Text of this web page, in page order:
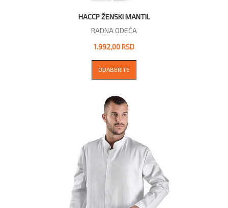
HACCP ŽENSKI MANTIL
RADNA ODEĆA
1.992,00 RSD
ODABERITE